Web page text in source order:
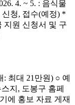
4. ~ 5. : 음식물
청, 접수(예정) *
지원 신청서 및 구
최대 21만원) ○ 예
지, 도봉구 홈페
에 홍보 자료 게재